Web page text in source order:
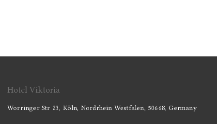
Hotel Viktoria
Worringer Str 23, Köln, Nordrhein Westfalen, 50668, Germany